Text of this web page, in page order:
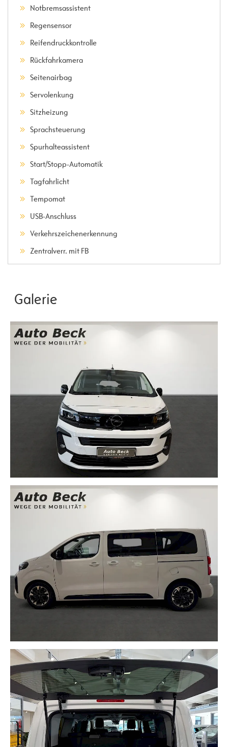
Notbremsassistent
Regensensor
Reifendruckkontrolle
Rückfahrkamera
Seitenairbag
Servolenkung
Sitzheizung
Sprachsteuerung
Spurhalteassistent
Start/Stopp-Automatik
Tagfahrlicht
Tempomat
USB-Anschluss
Verkehrszeichenerkennung
Zentralverr. mit FB
Galerie